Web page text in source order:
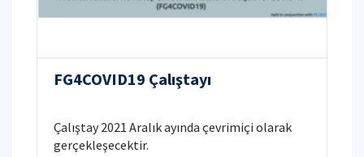
FG4COVID19 Çalıştayı
Çalıştay 2021 Aralık ayında çevrimiçi olarak
gerçekleşecektir.